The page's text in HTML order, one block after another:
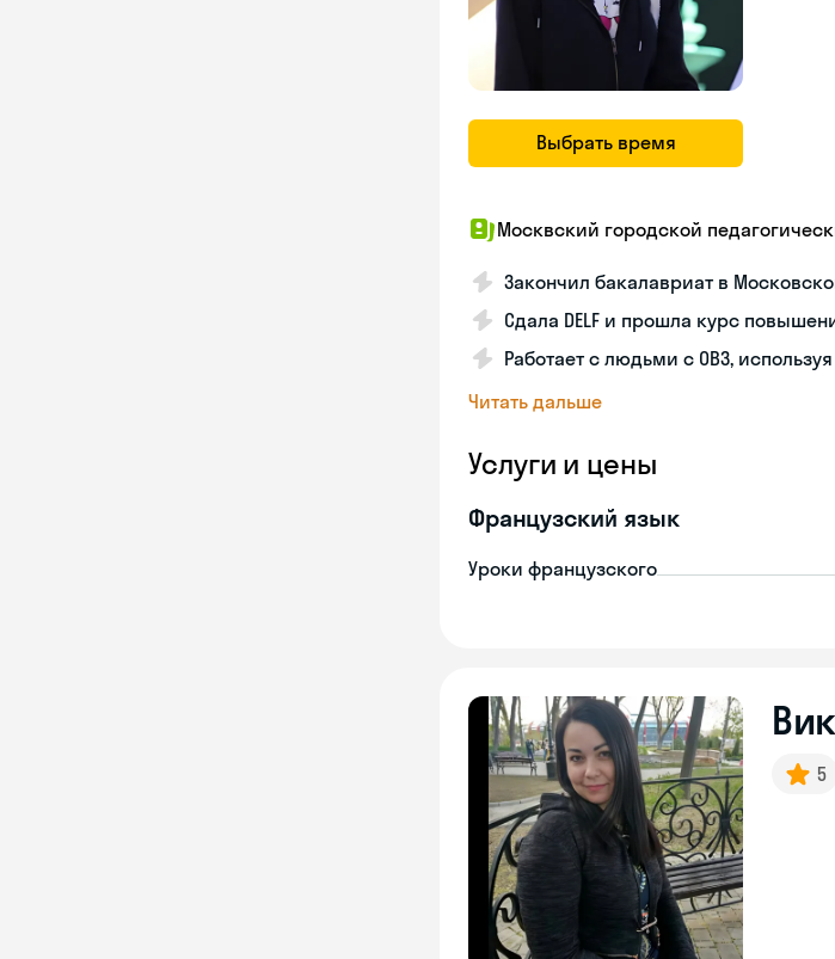
Выбрать время
Москвский городской
Закончил бакалавриат в
Сдала DELF и прошла курс
Работает с людьми с ОВЗ,
Читать дальше
Услуги и цены
Французский язык
Уроки французского
5